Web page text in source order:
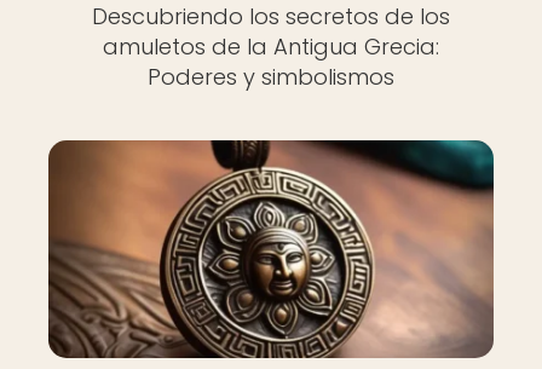
Descubriendo los secretos de los
amuletos de la Antigua Grecia:
Poderes y simbolismos